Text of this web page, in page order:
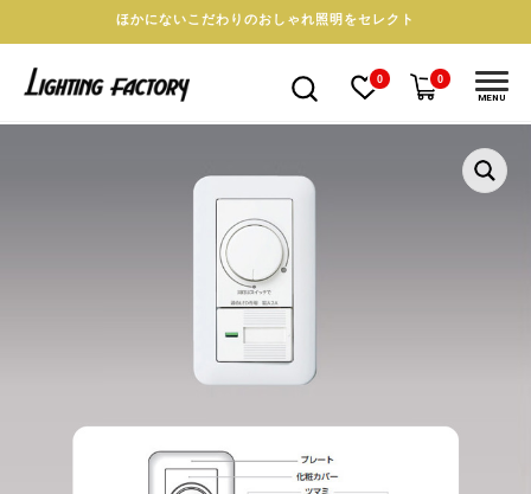
ほかにないこだわりのおしゃれ照明をセレクト
0 0
MENU